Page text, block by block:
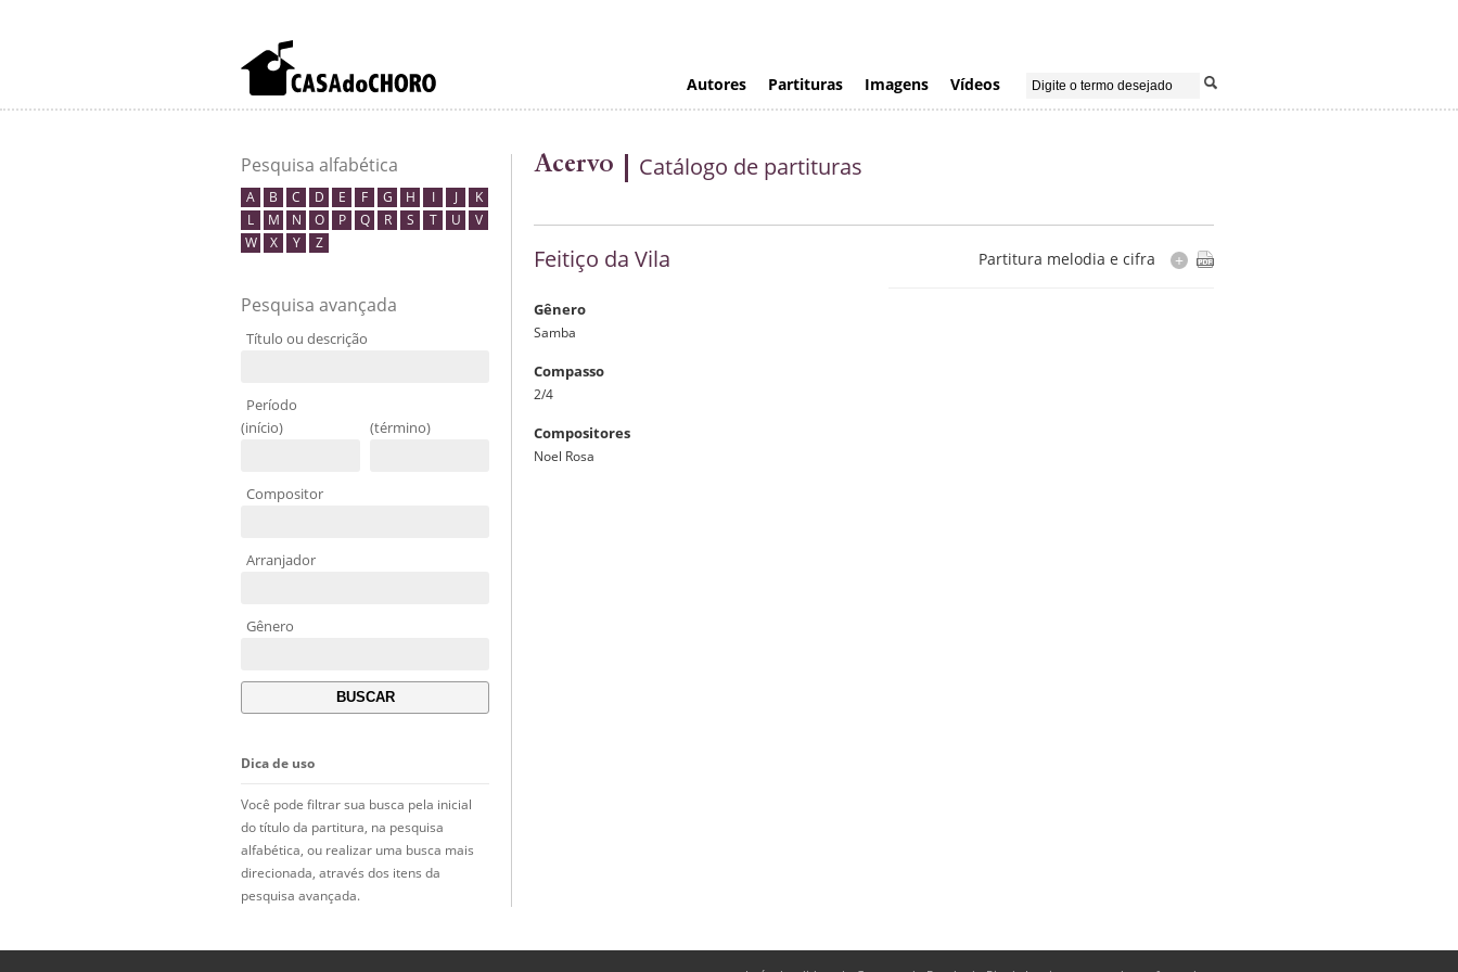
Autores Partituras Imagens Vídeos
Pesquisa alfabética
A B C D E F G H I J
K
L
M N O P Q R S T U
V
W
X Y Z
Pesquisa avançada
Título ou descrição
Período
(início)
(término)
Compositor
Arranjador
Gênero
Dica de uso
Você pode filtrar sua busca pela inicial
do título da partitura, na pesquisa
alfabética, ou realizar uma busca mais
direcionada, através dos itens da
pesquisa avançada.
Acervo Catálogo de partituras
Feitiço da Vila
Gênero
Samba
Compasso
2/4
Compositores
Noel Rosa
Partitura melodia e cifra +